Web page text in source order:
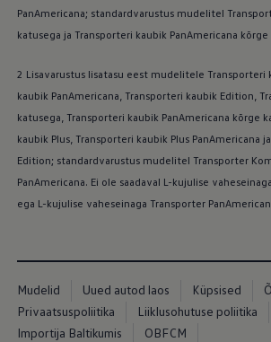
PanAmericana; standardvarustus mudelitel
katusega ja Transporteri kaubik PanAmericana kõrge
2 Lisavarustus lisatasu eest mudelitele Transporteri
kaubik PanAmericana, Transporteri kaubik Edition,
katusega, Transporteri kaubik PanAmericana kõrge
kaubik Plus, Transporteri kaubik Plus PanAmericana
Edition; standardvarustus mudelitel Transporter
PanAmericana. Ei ole saadaval L-kujulise
ega L-kujulise vaheseinaga Transporter
Mudelid Uued autod laos Küpsised
Privaatsuspoliitika
Liiklusohutuse poliitika
Importija Baltikumis
OBFCM